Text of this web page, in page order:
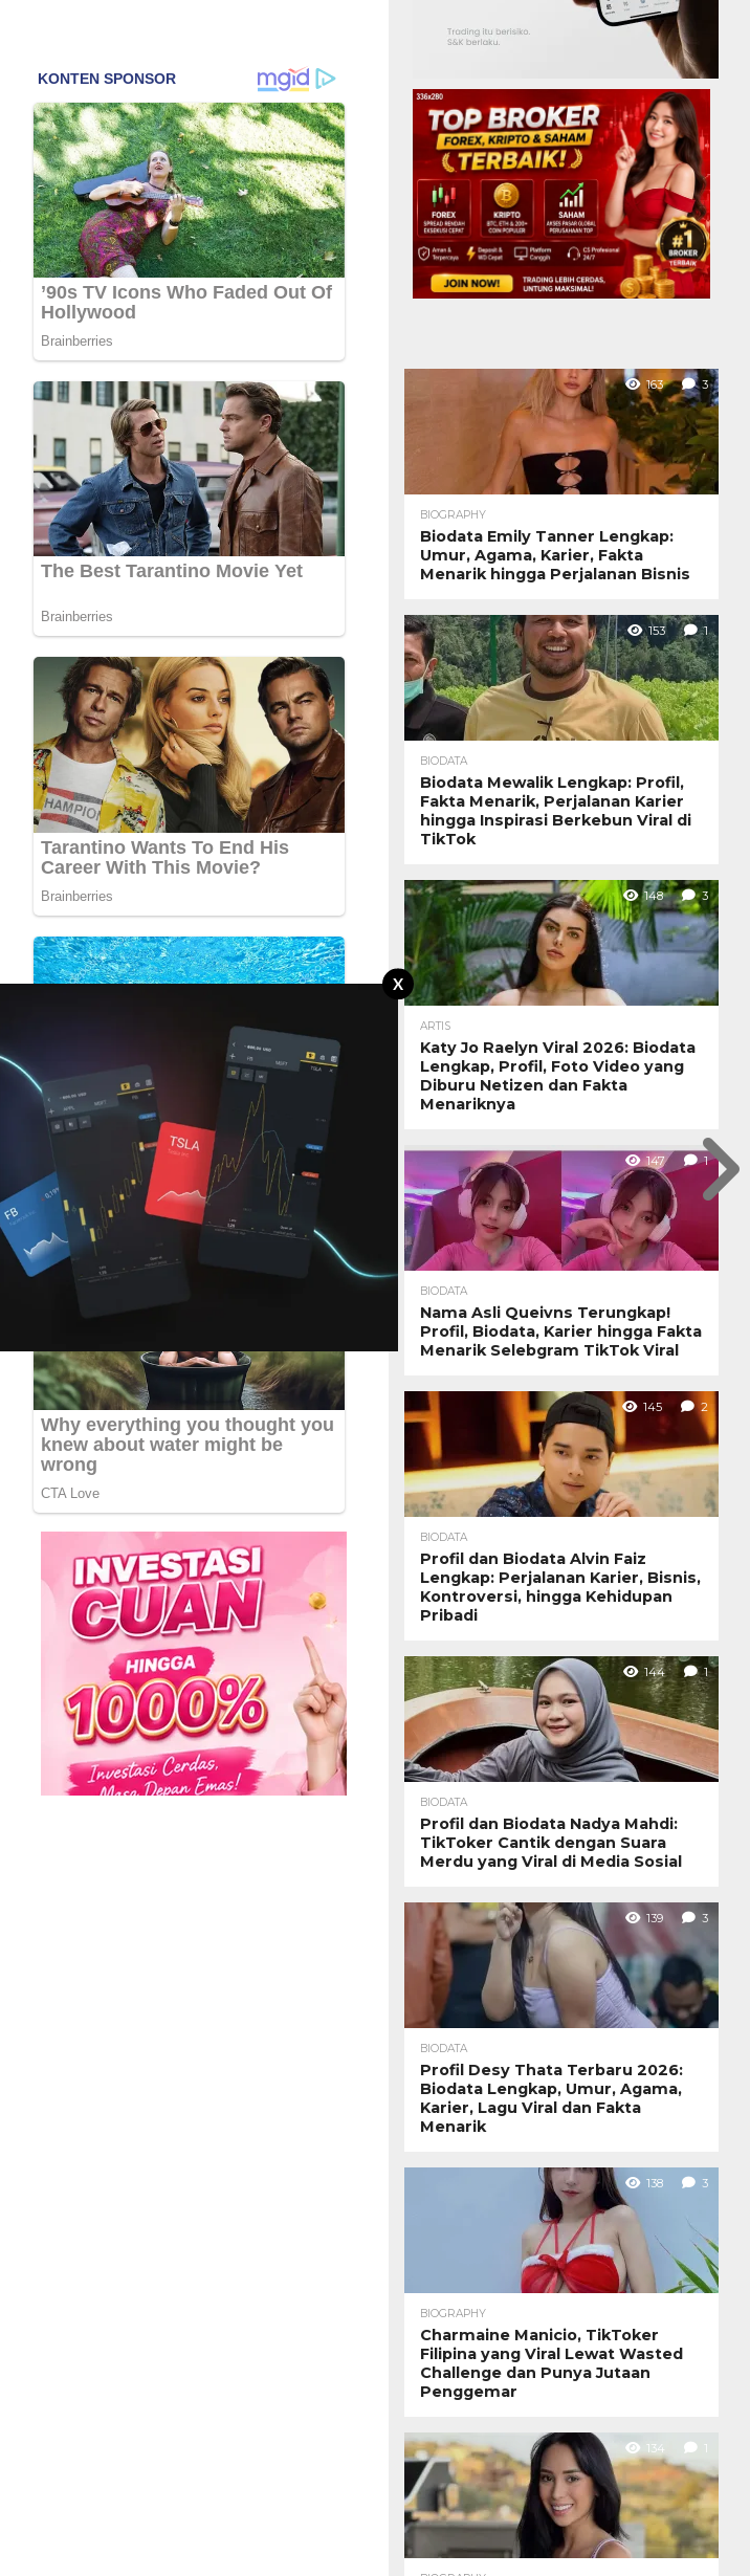
X
163 3
BIOGRAPHY
Biodata Emily Tanner Lengkap:
Umur, Agama, Karier, Fakta
Menarik hingga Perjalanan Bisnis
153 1
BIODATA
Biodata Mewalik Lengkap: Profil,
Fakta Menarik, Perjalanan Karier
hingga Inspirasi Berkebun Viral di
TikTok
148 3
ARTIS
Katy Jo Raelyn Viral 2026: Biodata
Lengkap, Profil, Foto Video yang
Diburu Netizen dan Fakta
Menariknya
147 1
BIODATA
Nama Asli Queivns Terungkap!
Profil, Biodata, Karier hingga Fakta
Menarik Selebgram TikTok Viral
145 2
BIODATA
Profil dan Biodata Alvin Faiz
Lengkap: Perjalanan Karier, Bisnis,
Kontroversi, hingga Kehidupan
Pribadi
144 1
BIODATA
Profil dan Biodata Nadya Mahdi:
TikToker Cantik dengan Suara
Merdu yang Viral di Media Sosial
139 3
BIODATA
Profil Desy Thata Terbaru 2026:
Biodata Lengkap, Umur, Agama,
Karier, Lagu Viral dan Fakta
Menarik
138 3
BIOGRAPHY
Charmaine Manicio, TikToker
Filipina yang Viral Lewat Wasted
Challenge dan Punya Jutaan
Penggemar
134 1